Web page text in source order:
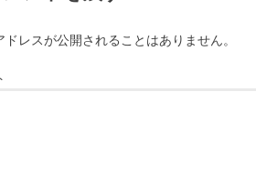
ドレスが公開されることはありません。